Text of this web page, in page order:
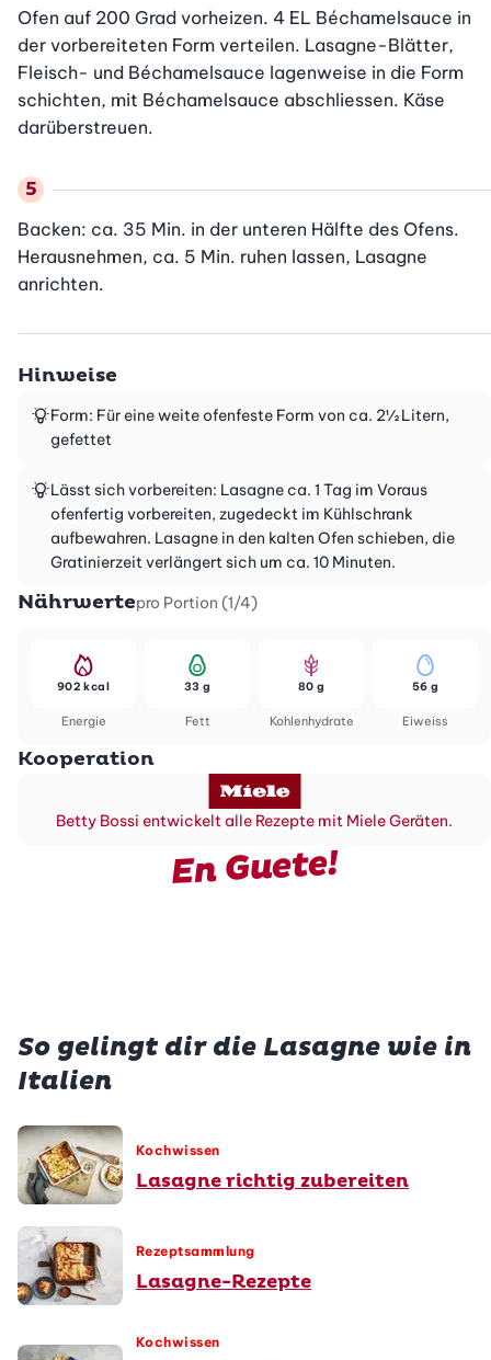
Ofen auf 200 Grad vorheizen. 4 EL Béchamelsauce in
der vorbereiteten Form verteilen. Lasagne-Blätter,
Fleisch- und Béchamelsauce lagenweise in die Form
schichten, mit Béchamelsauce abschliessen. Käse
darüberstreuen.
Backen: ca. 35 Min. in der unteren Hälfte des Ofens.
Herausnehmen, ca. 5 Min. ruhen lassen, Lasagne
anrichten.
Hinweise
Form: Für eine weite ofenfeste Form von ca. 2½ Litern,
gefettet
Lässt sich vorbereiten: Lasagne ca. 1 Tag im Voraus
ofenfertig vorbereiten, zugedeckt im Kühlschrank
aufbewahren. Lasagne in den kalten Ofen schieben, die
Gratinierzeit verlängert sich um ca. 10 Minuten.
Nährwertepro Portion (1/4)
Energie
902 kcal
Fett
33 g
Kohlenhydrate
80 g
Eiweiss
56 g
Kooperation
Betty Bossi entwickelt alle Rezepte mit Miele Geräten.
En Guete!
So gelingt dir die Lasagne wie in
Italien
Kochwissen
Lasagne richtig zubereiten
Rezeptsammlung
Lasagne-Rezepte
Kochwissen